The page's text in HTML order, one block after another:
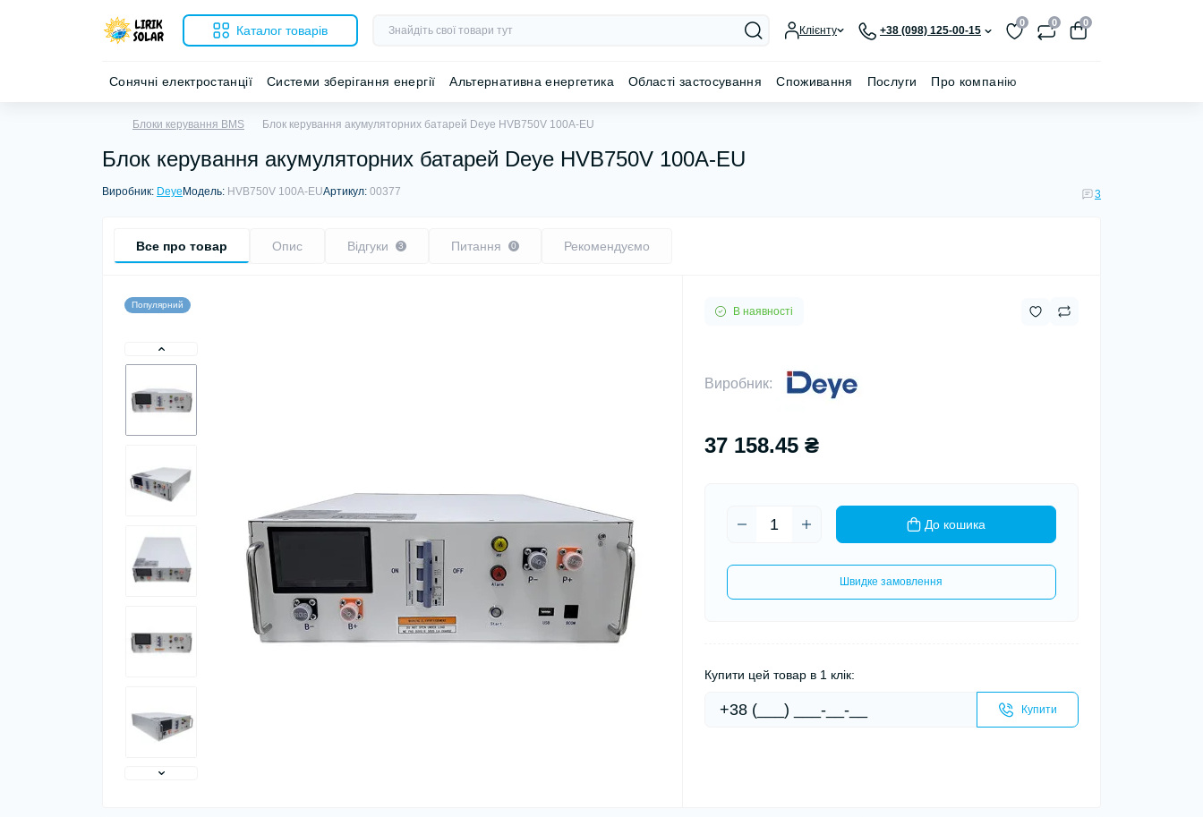
Каталог товарів Клієнту +38 (098) 125-00-15
0 0 0
Сонячні електростанції Системи зберігання енергії Альтернативна енергетика Області застосування Споживання Послуги Про компанію
Блоки керування BMS Блок керування акумуляторних батарей Deye HVB750V 100A-EU
Блок керування акумуляторних батарей Deye HVB750V 100A-EU
Виробник: Deye Модель: HVB750V 100A-EUАртикул: 00377 3
Все про товар Опис Відгуки 3 Питання 0 Рекомендуємо
Популярний
В наявності
Виробник:
37 158.45 ₴
До кошика
Швидке замовлення
Купити цей товар в 1 клік:
Купити